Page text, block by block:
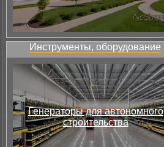
Инструменты, оборудование
Генераторы для автономного
строительства